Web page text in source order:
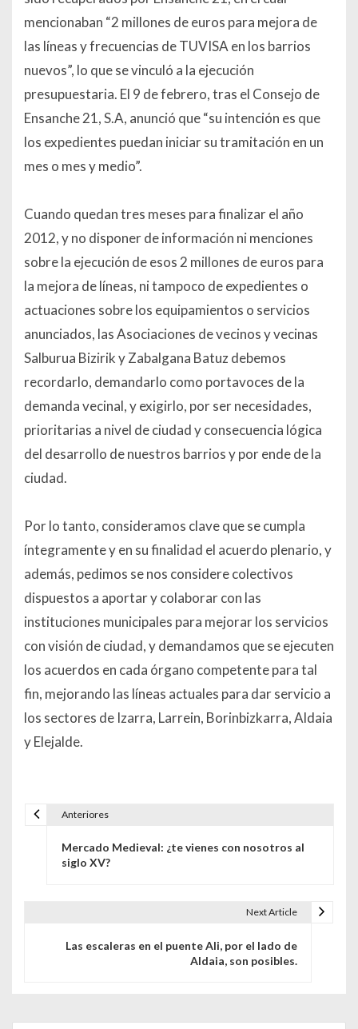
mencionaban “2 millones de euros para mejora de
las líneas y frecuencias de TUVISA en los barrios
nuevos”, lo que se vinculó a la ejecución
presupuestaria. El 9 de febrero, tras el Consejo de
Ensanche 21, S.A, anunció que “su intención es que
los expedientes puedan iniciar su tramitación en un
mes o mes y medio”.
Cuando quedan tres meses para finalizar el año
2012, y no disponer de información ni menciones
sobre la ejecución de esos 2 millones de euros para
la mejora de líneas, ni tampoco de expedientes o
actuaciones sobre los equipamientos o servicios
anunciados, las Asociaciones de vecinos y vecinas
Salburua Bizirik y Zabalgana Batuz debemos
recordarlo, demandarlo como portavoces de la
demanda vecinal, y exigirlo, por ser necesidades,
prioritarias a nivel de ciudad y consecuencia lógica
del desarrollo de nuestros barrios y por ende de la
ciudad.
Por lo tanto, consideramos clave que se cumpla
íntegramente y en su finalidad el acuerdo plenario, y
además, pedimos se nos considere colectivos
dispuestos a aportar y colaborar con las
instituciones municipales para mejorar los servicios
con visión de ciudad, y demandamos que se ejecuten
los acuerdos en cada órgano competente para tal
fin, mejorando las líneas actuales para dar servicio a
los sectores de Izarra, Larrein, Borinbizkarra, Aldaia
y Elejalde.
Anteriores
Mercado Medieval: ¿te vienes con nosotros al
siglo XV?
Next Article
Las escaleras en el puente Ali, por el lado de
Aldaia, son posibles.